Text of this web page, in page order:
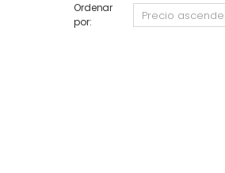
Ordenar
por: